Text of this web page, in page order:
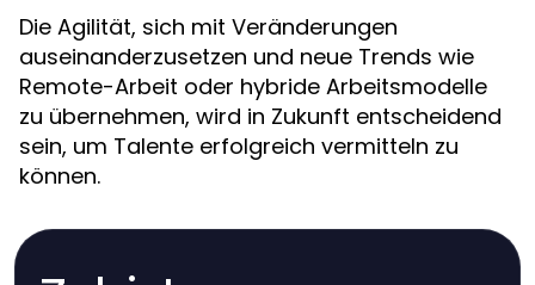
Die Agilität, sich mit Veränderungen
auseinanderzusetzen und neue Trends wie
Remote-Arbeit oder hybride Arbeitsmodelle
zu übernehmen, wird in Zukunft entscheidend
sein, um Talente erfolgreich vermitteln zu
können.